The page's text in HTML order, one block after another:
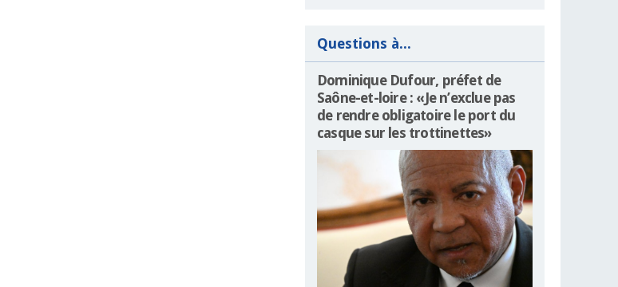
Questions à...
Dominique Dufour, préfet de
Saône-et-loire : «Je n’exclue pas
de rendre obligatoire le port du
casque sur les trottinettes»